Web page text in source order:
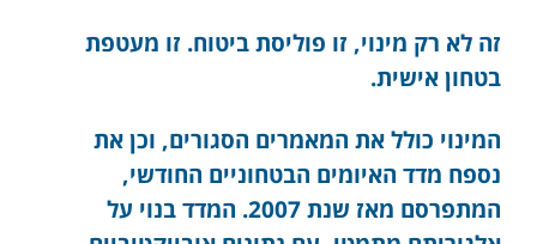
זה לא רק מינוי, זו פוליסת ביטוח. זו מעטפת
בטחון אישית.
המינוי כולל את המאמרים הסגורים, וכן את
נספח מדד האיומים הבטחוניים החודשי,
המתפרסם מאז שנת 2007. המדד בנוי על